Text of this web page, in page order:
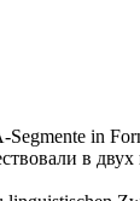
in
в двух